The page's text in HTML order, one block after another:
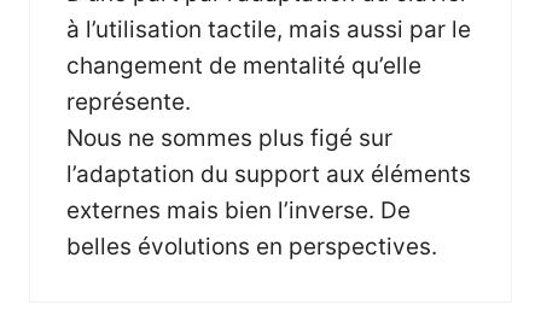
à l’utilisation tactile, mais aussi par le
changement de mentalité qu’elle
représente.
Nous ne sommes plus figé sur
l’adaptation du support aux éléments
externes mais bien l’inverse. De
belles évolutions en perspectives.